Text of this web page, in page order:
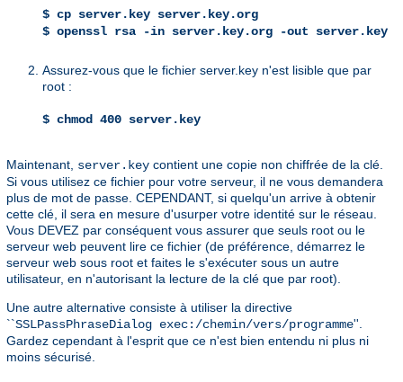
$ cp server.key server.key.org
$ openssl rsa -in server.key.org -out server.key
Assurez-vous que le fichier server.key n'est lisible que par
root :
$ chmod 400 server.key
Maintenant, server.key contient une copie non chiffrée de la clé.
Si vous utilisez ce fichier pour votre serveur, il ne vous demandera
plus de mot de passe. CEPENDANT, si quelqu'un arrive à obtenir
cette clé, il sera en mesure d'usurper votre identité sur le réseau.
Vous DEVEZ par conséquent vous assurer que seuls root ou le
serveur web peuvent lire ce fichier (de préférence, démarrez le
serveur web sous root et faites le s'exécuter sous un autre
utilisateur, en n'autorisant la lecture de la clé que par root).
Une autre alternative consiste à utiliser la directive
``SSLPassPhraseDialog exec:/chemin/vers/programme''.
Gardez cependant à l'esprit que ce n'est bien entendu ni plus ni
moins sécurisé.